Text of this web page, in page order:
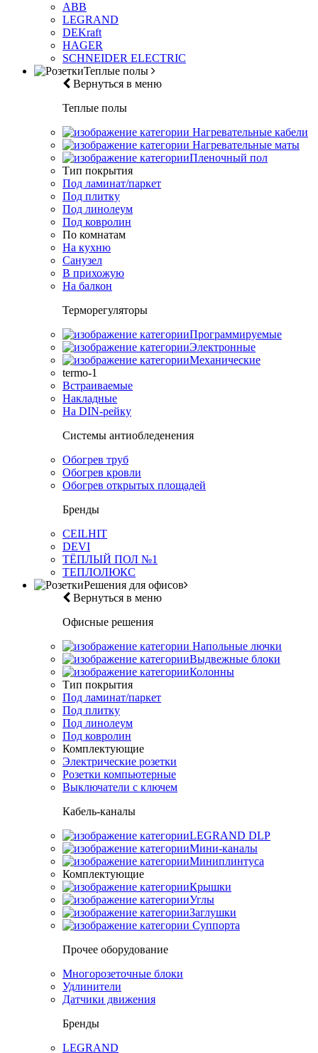
ABB
LEGRAND
DEKraft
HAGER
SCHNEIDER ELECTRIC
Теплые полы
Вернуться в меню
Теплые полы
Нагревательные кабели
Нагревательные маты
Пленочный пол
Тип покрытия
Под ламинат/паркет
Под плитку
Под линолеум
Под ковролин
По комнатам
На кухню
Санузел
В прихожую
На балкон
Терморегуляторы
Программируемые
Электронные
Механические
termo-1
Встраиваемые
Накладные
На DIN-рейку
Системы антиобледенения
Обогрев труб
Обогрев кровли
Обогрев открытых площадей
Бренды
CEILHIT
DEVI
ТЁПЛЫЙ ПОЛ №1
ТЕПЛОЛЮКС
Решения для офисов
Вернуться в меню
Офисные решения
Напольные лючки
Выдвежные блоки
Колонны
Тип покрытия
Под ламинат/паркет
Под плитку
Под линолеум
Под ковролин
Комплектующие
Электрические розетки
Розетки компьютерные
Выключатели с ключем
Кабель-каналы
LEGRAND DLP
Мини-каналы
Миниплинтуса
Комплектующие
Крышки
Углы
Заглушки
Суппорта
Прочее оборудование
Многорозеточные блоки
Удлинители
Датчики движения
Бренды
LEGRAND